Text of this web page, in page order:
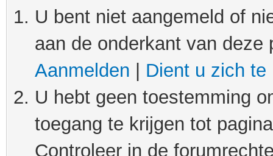
U bent niet aangemeld of
aan de onderkant van
Aanmelden
Dient u zich te
U hebt geen toestemming
toegang te krijgen tot
Controleer in de